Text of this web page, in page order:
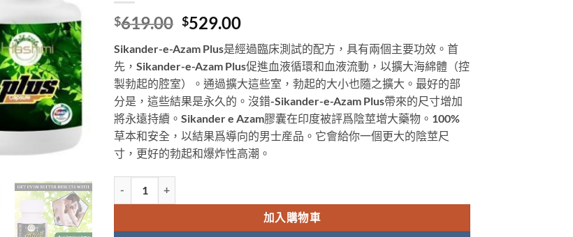
$619.00 Original
was:
$619.00.
$529.00Current
price
is:
$529.00.
Sikander-e-Azam Plus是經過臨床測試的配方，具有兩個主要功效。首
先，Sikander-e-Azam Plus促進血液循環和血液流動，以擴大海綿體（控
製勃起的腔室）。通過擴大這些室，勃起的大小也隨之擴大。最好的部
分是，這些結果是永久的。沒錯-Sikander-e-Azam Plus帶來的尺寸增加
將永遠持續。Sikander e Azam膠囊在印度被評爲陰莖增大藥物。100%
草本和安全，以結果爲導向的男士産品。它會給你一個更大的陰莖尺
寸，更好的勃起和爆炸性高潮。
加入購物車